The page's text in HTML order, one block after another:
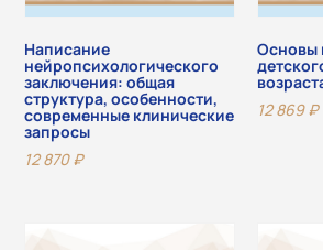
Написание
нейропсихологического
заключения: общая
структура, особенности,
современные клинические
запросы
12 870₽
Основы
12 869₽